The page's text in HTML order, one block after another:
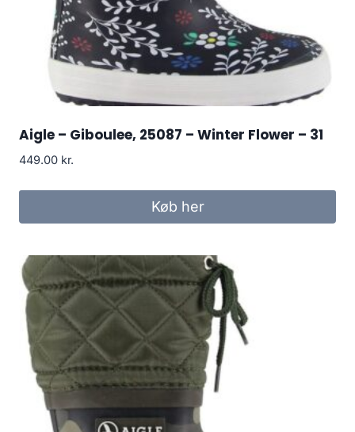
Aigle – Giboulee, 25087 – Winter Flower – 31
449.00 kr.
Køb her